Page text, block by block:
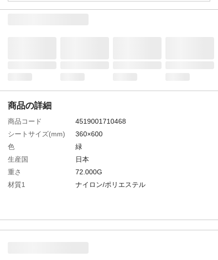
商品の詳細
商品コード
4519001710468
シートサイズ(mm)
360×600
色
緑
生産国
日本
重さ
72.000G
材質1
ナイロン/ポリエステル